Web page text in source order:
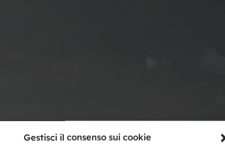
Gestisci il consenso sui cookie